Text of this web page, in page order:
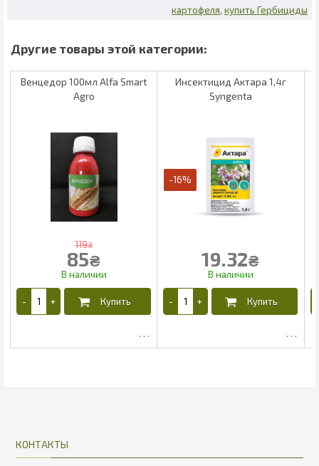
картофеля купить Гербициды
Венцедор 100мл Alfa Smart
Agro
119₴
85₴
Инсектицид Актара 1,4г
Syngenta
-16%
19.32₴
КОНТАКТЫ